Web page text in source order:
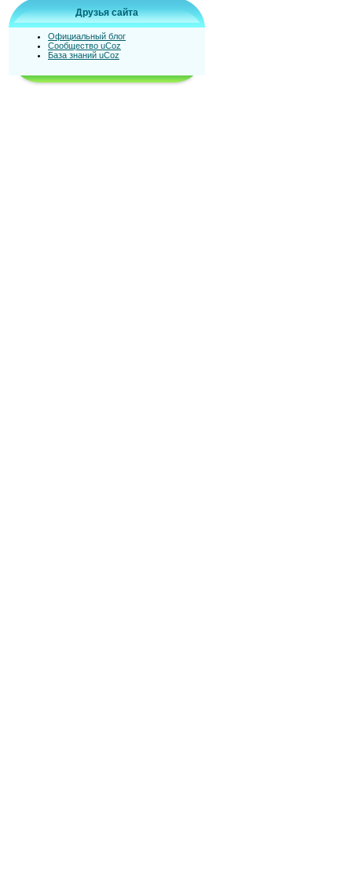
Друзья сайта
Официальный блог
Сообщество uCoz
База знаний uCoz